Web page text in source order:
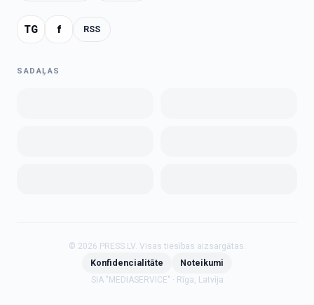
TG f RSS
SADAĻAS
© 2026 PRESS.LV. Visas tiesības aizsargātas.
Konfidencialitāte Noteikumi
SIA "MEDIASERVICE" · Rīga, Latvija